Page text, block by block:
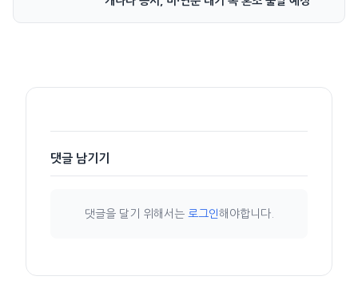
댓글 남기기
댓글을 달기 위해서는 로그인해야합니다.